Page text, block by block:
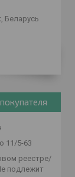
Беларусь
11/5-63
реестре/
подлежит